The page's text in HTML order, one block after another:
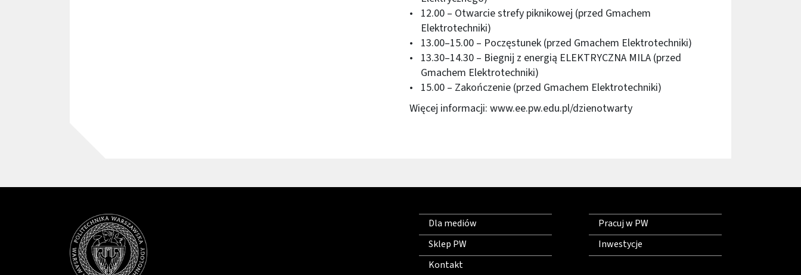
12.00 – Otwarcie strefy piknikowej (przed Gmachem
Elektrotechniki)
13.00–15.00 – Poczęstunek (przed Gmachem Elektrotechniki)
13.30–14.30 – Biegnij z energią ELEKTRYCZNA MILA (przed
Gmachem Elektrotechniki)
15.00 – Zakończenie (przed Gmachem Elektrotechniki)
Więcej informacji: www.ee.pw.edu.pl/dzienotwarty
Dla mediów
Sklep PW
Kontakt
Pracuj w PW
Inwestycje